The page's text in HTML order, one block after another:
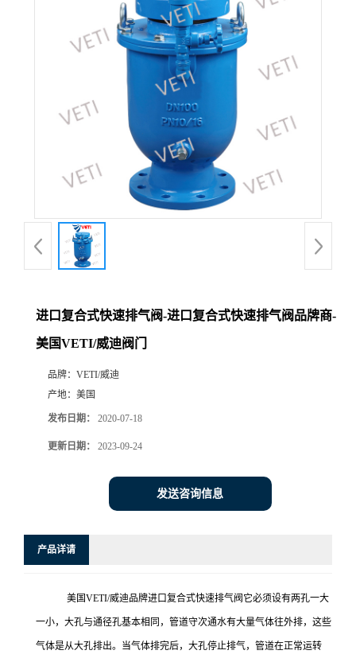
进口复合式快速排气阀-进口复合式快速排气阀品牌商-
美国VETI/威迪阀门
品牌： VETI/威迪
产地： 美国
发布日期： 2020-07-18
更新日期： 2023-09-24
发送咨询信息
产品详请
美国VETI/威迪品牌进口复合式快速排气阀它必须设有两孔一大
一小，大孔与通径孔基本相同，管道守次通水有大量气体往外排，这些
气体是从大孔排出。当气体排完后，大孔停止排气，管道在正常运转